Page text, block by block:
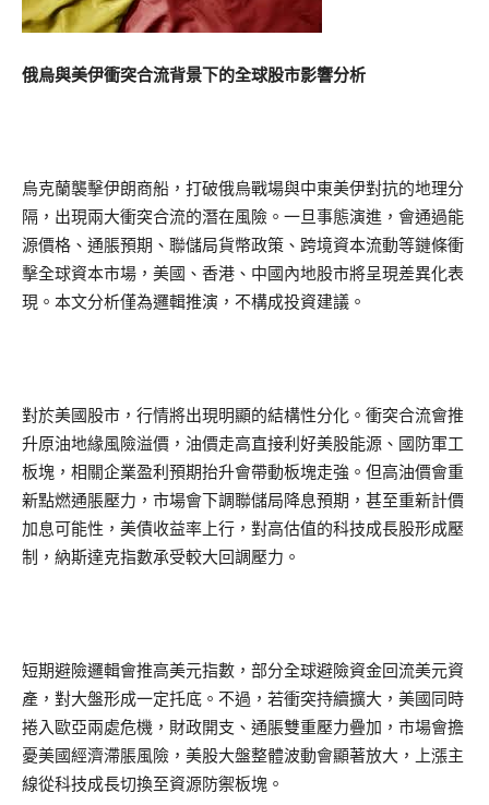
俄烏與美伊衝突合流背景下的全球股市影響分析
烏克蘭襲擊伊朗商船，打破俄烏戰場與中東美伊對抗的地理分
隔，出現兩大衝突合流的潛在風險。一旦事態演進，會通過能
源價格、通脹預期、聯儲局貨幣政策、跨境資本流動等鏈條衝
擊全球資本市場，美國、香港、中國內地股市將呈現差異化表
現。本文分析僅為邏輯推演，不構成投資建議。
對於美國股市，行情將出現明顯的結構性分化。衝突合流會推
升原油地緣風險溢價，油價走高直接利好美股能源、國防軍工
板塊，相關企業盈利預期抬升會帶動板塊走強。但高油價會重
新點燃通脹壓力，市場會下調聯儲局降息預期，甚至重新計價
加息可能性，美債收益率上行，對高估值的科技成長股形成壓
制，納斯達克指數承受較大回調壓力。
短期避險邏輯會推高美元指數，部分全球避險資金回流美元資
產，對大盤形成一定托底。不過，若衝突持續擴大，美國同時
捲入歐亞兩處危機，財政開支、通脹雙重壓力疊加，市場會擔
憂美國經濟滯脹風險，美股大盤整體波動會顯著放大，上漲主
線從科技成長切換至資源防禦板塊。